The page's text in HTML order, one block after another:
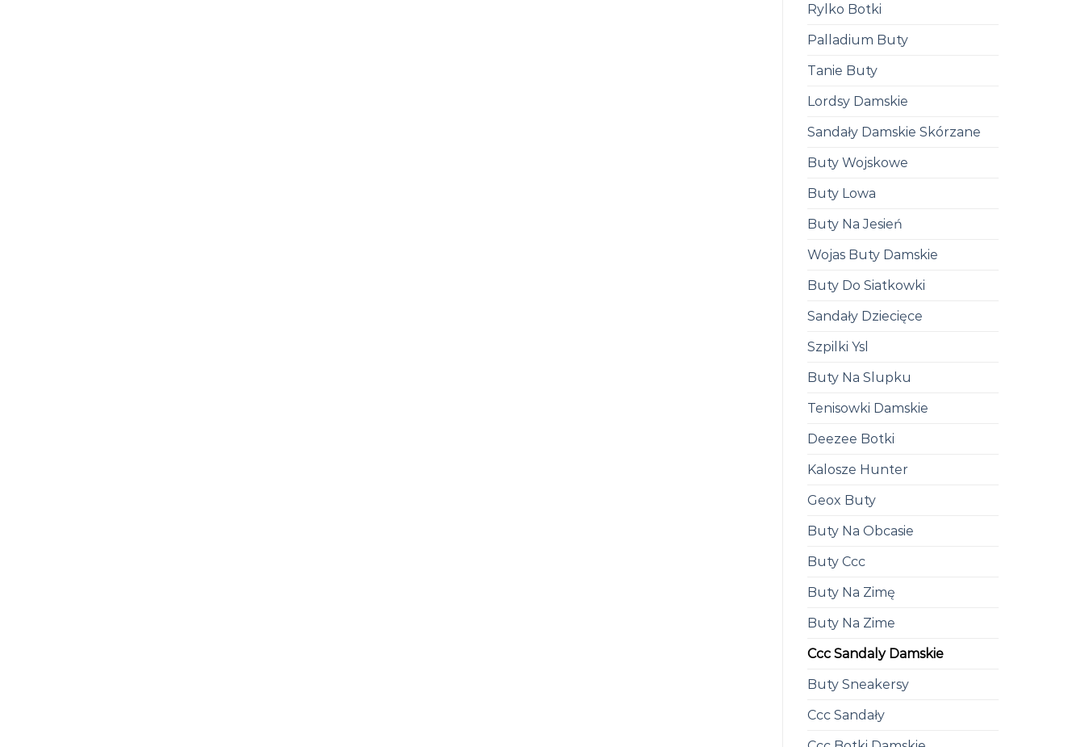
Rylko Botki
Palladium Buty
Tanie Buty
Lordsy Damskie
Sandały Damskie Skórzane
Buty Wojskowe
Buty Lowa
Buty Na Jesień
Wojas Buty Damskie
Buty Do Siatkowki
Sandały Dziecięce
Szpilki Ysl
Buty Na Slupku
Tenisowki Damskie
Deezee Botki
Kalosze Hunter
Geox Buty
Buty Na Obcasie
Buty Ccc
Buty Na Zimę
Buty Na Zime
Ccc Sandaly Damskie
Buty Sneakersy
Ccc Sandały